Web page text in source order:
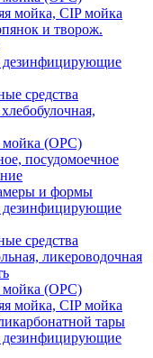
мойка, CIP мойка
и творож.
дезинфицирующие
средства
мойка (ОРС)
посудомоечное
и формы
дезинфицирующие
средства
ликероводочная
мойка (ОРС)
мойка, CIP мойка
тары
дезинфицирующие